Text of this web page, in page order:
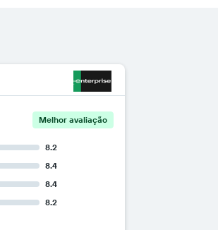
Melhor avaliação
8.2
8.4
8.4
8.2